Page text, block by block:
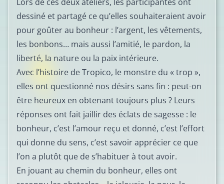
dessiné et partagé ce qu’elles souhaiteraient avoir
pour goûter au bonheur : l’argent, les vêtements,
les bonbons… mais aussi l’amitié, le pardon, la
liberté, la nature ou la paix intérieure.
Avec l’histoire de Tropico, le monstre du « trop »,
elles ont questionné nos désirs sans fin : peut-on
être heureux en obtenant toujours plus ? Leurs
réponses ont fait jaillir des éclats de sagesse : le
bonheur, c’est l’amour reçu et donné, c’est l’effort
qui donne du sens, c’est savoir apprécier ce que
l’on a plutôt que de s’habituer à tout avoir.
En jouant au chemin du bonheur, elles ont